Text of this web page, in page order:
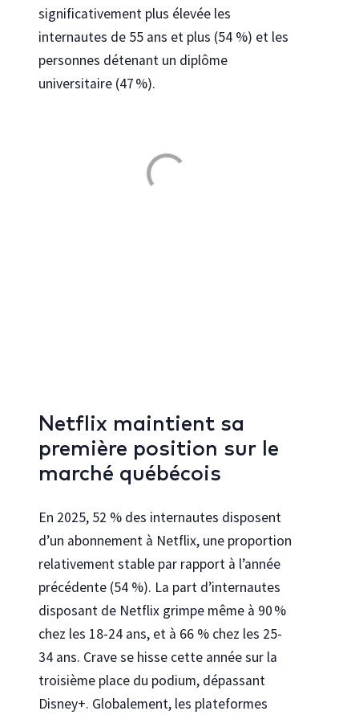
significativement plus élevée les
internautes de 55 ans et plus (54 %) et les
personnes détenant un diplôme
universitaire (47 %).
Netflix maintient sa
première position sur le
marché québécois
En 2025, 52 % des internautes disposent
d’un abonnement à Netflix, une proportion
relativement stable par rapport à l’année
précédente (54 %). La part d’internautes
disposant de Netflix grimpe même à 90 %
chez les 18-24 ans, et à 66 % chez les 25-
34 ans. Crave se hisse cette année sur la
troisième place du podium, dépassant
Disney+. Globalement, les plateformes